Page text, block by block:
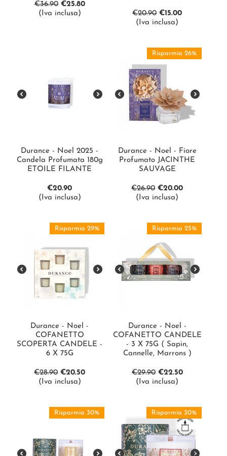
€36.90 €25.80
(Iva inclusa)
€20.90 €15.00
(Iva inclusa)
Durance - Noel 2025 -
Candela Profumata 180g
ETOILE FILANTE
€20.90
(Iva inclusa)
Risparmia 26%
Durance - Noel - Fiore
Profumato JACINTHE
SAUVAGE
€26.90 €20.00
(Iva inclusa)
Risparmia 29%
Durance - Noel -
COFANETTO
SCOPERTA CANDELE -
6 X 75G
€28.90 €20.50
(Iva inclusa)
Risparmia 25%
Durance - Noel -
COFANETTO CANDELE
- 3 X 75G ( Sapin,
Cannelle, Marrons )
€29.90 €22.50
(Iva inclusa)
Risparmia 30% Risparmia 30%